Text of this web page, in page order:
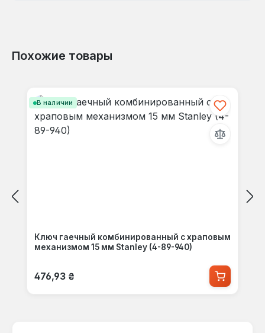
Похожие товары
В наличии
Ключ гаечный комбинированный с храповым
механизмом 15 мм Stanley (4-89-940)
Обычная цена:
476,93 ₴